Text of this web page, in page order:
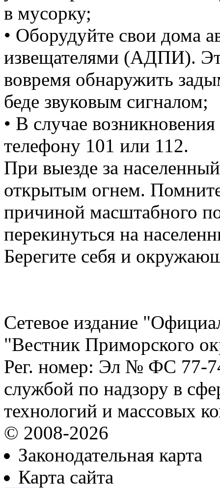
в мусорку;
• Оборудуйте свои дома
извещателями (АДПИ).
вовремя обнаружить
беде звуковым сигналом;
• В случае
телефону 101 или 112.
При выезде за
открытым огнем.
причиной масштабного
перекинуться на
Берегите себя и
Сетевое издание
"Вестник Приморского
Рег. номер: Эл № ФС 77-
службой по надзору в
технологий и массовых
© 2008-2026
Законодательная карта
Карта сайта